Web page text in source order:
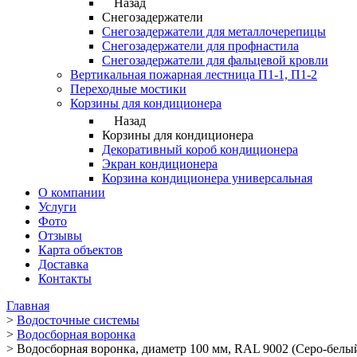
Снегозадержатели
Снегозадержатели для металлочерепицы
Снегозадержатели для профнастила
Снегозадержатели для фальцевой кровли
Вертикальная пожарная лестница П1-1, П1-2
Переходные мостики
Корзины для кондиционера
Назад
Корзины для кондиционера
Декоративный короб кондиционера
Экран кондиционера
Корзина кондиционера универсальная
О компании
Услуги
Фото
Отзывы
Карта объектов
Доставка
Контакты
Главная
> Водосточные системы
> Водосборная воронка
> Водосборная воронка, диаметр 100 мм, RAL 9002 (Серо-